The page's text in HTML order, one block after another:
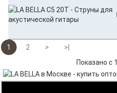
1 2 >
>|
Показано с